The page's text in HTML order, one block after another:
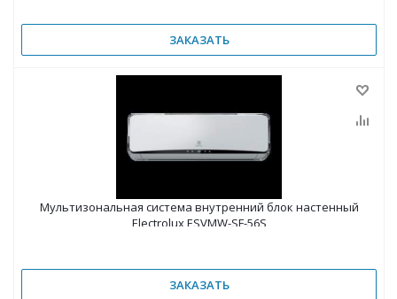
ЗАКАЗАТЬ
Мультизональная система внутренний блок настенный
Electrolux ESVMW-SF-56S
ЗАКАЗАТЬ